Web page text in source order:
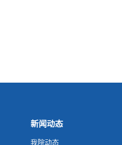
新闻动态
我院动态